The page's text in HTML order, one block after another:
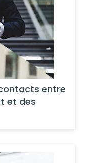
entre
et des